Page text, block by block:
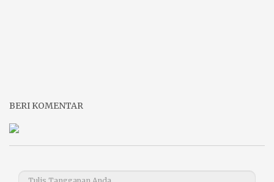
BERI KOMENTAR